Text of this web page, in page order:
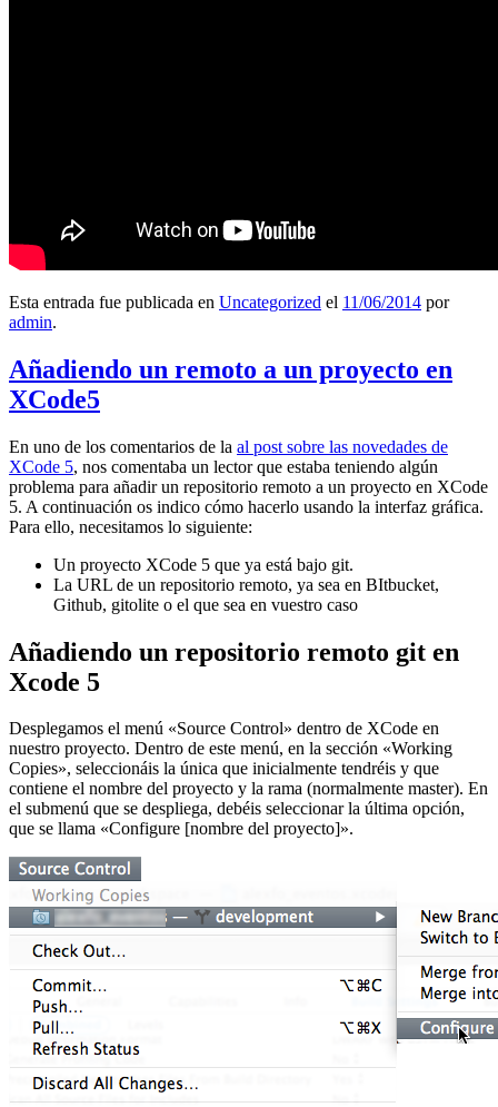
Esta entrada fue publicada en Uncategorized el 11/06/2014 por
admin.
Añadiendo un remoto a un proyecto en
XCode5
En uno de los comentarios de la al post sobre las novedades de
XCode 5, nos comentaba un lector que estaba teniendo algún
problema para añadir un repositorio remoto a un proyecto en XCode
5. A continuación os indico cómo hacerlo usando la interfaz gráfica.
Para ello, necesitamos lo siguiente:
Un proyecto XCode 5 que ya está bajo git.
La URL de un repositorio remoto, ya sea en BItbucket,
Github, gitolite o el que sea en vuestro caso
Añadiendo un repositorio remoto git en
Xcode 5
Desplegamos el menú «Source Control» dentro de XCode en
nuestro proyecto. Dentro de este menú, en la sección «Working
Copies», seleccionáis la única que inicialmente tendréis y que
contiene el nombre del proyecto y la rama (normalmente master). En
el submenú que se despliega, debéis seleccionar la última opción,
que se llama «Configure [nombre del proyecto]».